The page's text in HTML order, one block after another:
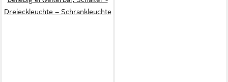
Dreieckleuchte – Schrankleuchte